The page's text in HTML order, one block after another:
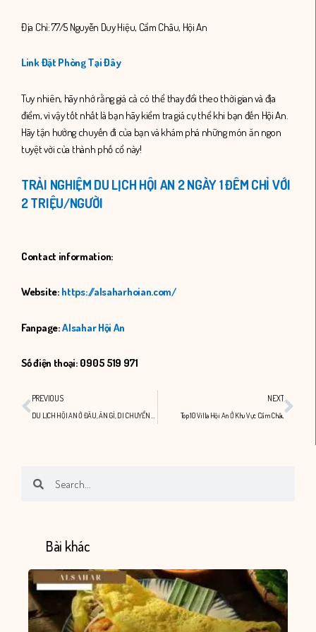
Địa Chỉ: 77/5 Nguyễn Duy Hiệu, Cẩm Châu, Hội An
Link Đặt Phòng Tại Đây
Tuy nhiên, hãy nhớ rằng giá cả có thể thay đổi theo thời gian và địa
điểm, vì vậy tốt nhất là bạn hãy kiểm tra giá cụ thể khi bạn đến Hội An.
Hãy tận hưởng chuyến đi của bạn và khám phá những món ăn ngon
tuyệt vời của thành phố cổ này!
TRẢI NGHIỆM DU LỊCH HỘI AN 2 NGÀY 1 ĐÊM CHỈ VỚI
2 TRIỆU/NGƯỜI
Contact information:
Website: https://alsaharhoian.com/
Fanpage:Alsahar Hội An
Số điện thoại: 0905 519 971
Prev
PREVIOUS NEXT
Top 10 Villa Hội An Ở Khu Vực Cẩm Châu
Bài khác